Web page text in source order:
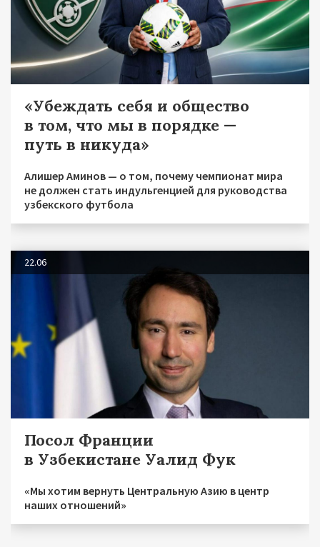
«Убеждать себя и общество
в том, что мы в порядке —
путь в никуда»
Алишер Аминов — о том, почему чемпионат мира
не должен стать индульгенцией для руководства
узбекского футбола
22.06
Посол Франции
в Узбекистане Уалид Фук
«Мы хотим вернуть Центральную Азию в центр
наших отношений»